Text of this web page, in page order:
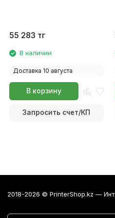
55 283 тг
В наличии
Доставка 10 августа
В корзину
Запросить счет/КП
2018-2026 © PrinterShop.kz —